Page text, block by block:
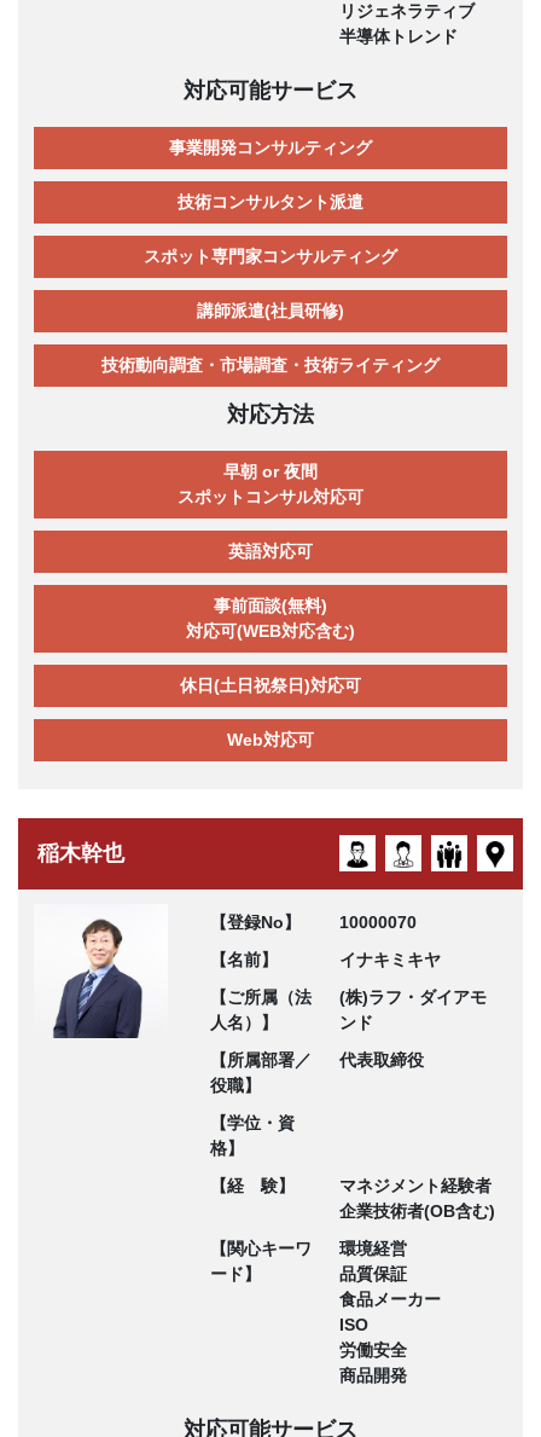
リジェネラティブ
半導体トレンド
対応可能サービス
事業開発コンサルティング
技術コンサルタント派遣
スポット専門家コンサルティング
講師派遣(社員研修)
技術動向調査・市場調査・技術ライティング
対応方法
早朝 or 夜間
スポットコンサル対応可
英語対応可
事前面談(無料)
対応可(WEB対応含む)
休日(土日祝祭日)対応可
Web対応可
稲木幹也
【登録No】
10000070
【名前】
イナキミキヤ
【ご所属（法
人名）】
(株)ラフ・ダイアモ
ンド
【所属部署／
役職】
代表取締役
【学位・資
格】
【経 験】
マネジメント経験者
企業技術者(OB含む)
【関心キーワ
ード】
環境経営
品質保証
食品メーカー
ISO
労働安全
商品開発
対応可能サービス